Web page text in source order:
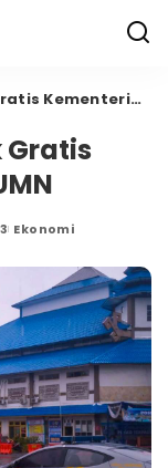
BUMN
Gratis
Ekonomi